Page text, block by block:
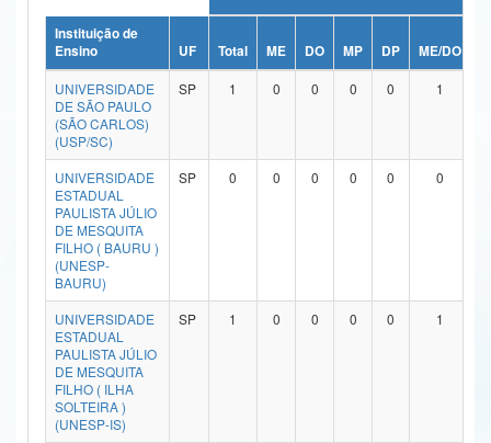
Ministério da Ciência, Tecnologia, Inovações e Comunicações
Ministério do Meio Ambiente
Ministério do Turismo
Ministério do Desenvolvimento Regional
Controladoria-Geral da União
Ministério da Mulher, da Família e dos Direitos Humanos
Secretaria-Geral
Secretaria de Governo
Gabinete de Segurança Institucional
Advocacia-Geral da União
Instituição de
Ensino
UF Total ME DO MP DP ME/DO
UNIVERSIDADE
DE SÃO PAULO
(SÃO CARLOS)
(USP/SC)
SP 1 0 0 0 0 1
UNIVERSIDADE
ESTADUAL
PAULISTA JÚLIO
DE MESQUITA
FILHO ( BAURU )
(UNESP-
BAURU)
SP 0 0 0 0 0 0
UNIVERSIDADE
ESTADUAL
PAULISTA JÚLIO
DE MESQUITA
FILHO ( ILHA
SOLTEIRA )
(UNESP-IS)
SP 1 0 0 0 0 1